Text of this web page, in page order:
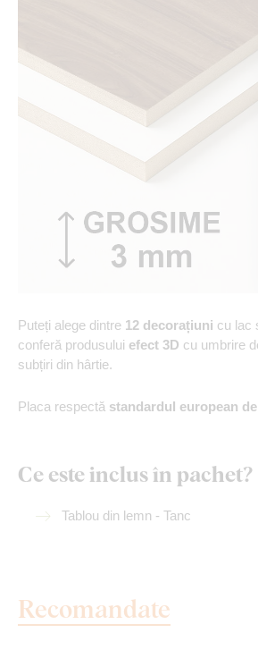
Puteți alege dintre 12 decorațiuni cu lac
conferă produsului efect 3D cu umbrire
subțiri din hârtie.
Placa respectă standardul european
Ce este inclus în pachet?
Tablou din lemn - Tanc
Recomandate